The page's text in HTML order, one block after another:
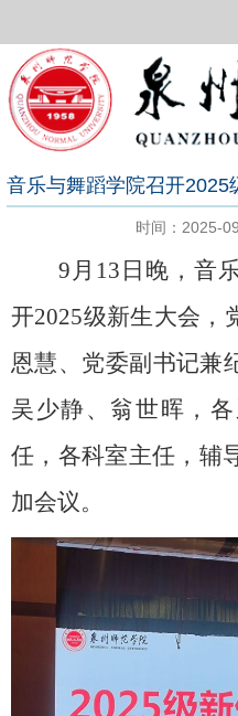
音乐与舞蹈学院召开2025
时间：2025-
9月13日晚，音
开2025级新生大会，
恩慧、党委副书记兼
吴少静、翁世晖，
任，各科室主任，辅
加会议。